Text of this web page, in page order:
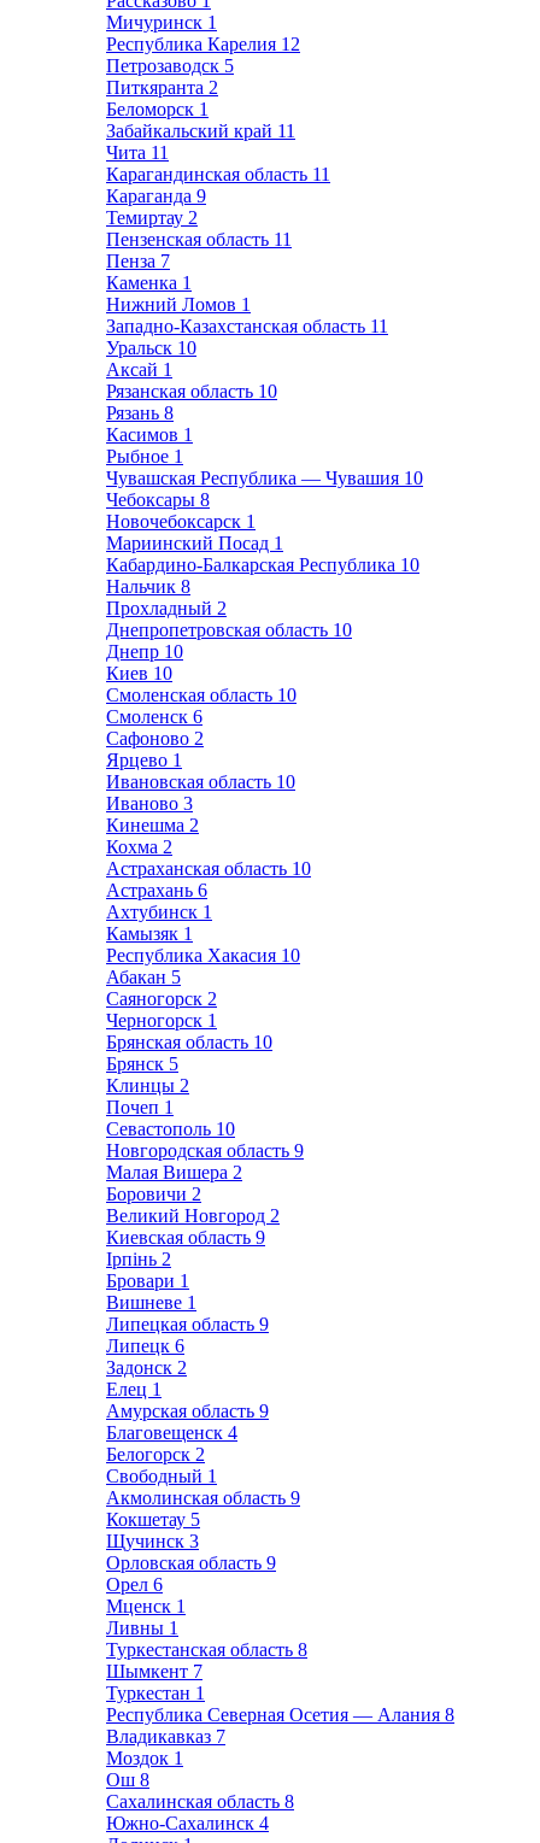
Мичуринск 1
Республика Карелия 12
Петрозаводск 5
Питкяранта 2
Беломорск 1
Забайкальский край 11
Чита 11
Карагандинская область 11
Караганда 9
Темиртау 2
Пензенская область 11
Пенза 7
Каменка 1
Нижний Ломов 1
Западно-Казахстанская область 11
Уральск 10
Аксай 1
Рязанская область 10
Рязань 8
Касимов 1
Рыбное 1
Чувашская Республика — Чувашия 10
Чебоксары 8
Новочебоксарск 1
Мариинский Посад 1
Кабардино-Балкарская Республика 10
Нальчик 8
Прохладный 2
Днепропетровская область 10
Днепр 10
Киев 10
Смоленская область 10
Смоленск 6
Сафоново 2
Ярцево 1
Ивановская область 10
Иваново 3
Кинешма 2
Кохма 2
Астраханская область 10
Астрахань 6
Ахтубинск 1
Камызяк 1
Республика Хакасия 10
Абакан 5
Саяногорск 2
Черногорск 1
Брянская область 10
Брянск 5
Клинцы 2
Почеп 1
Севастополь 10
Новгородская область 9
Малая Вишера 2
Боровичи 2
Великий Новгород 2
Киевская область 9
Ірпінь 2
Бровари 1
Вишневе 1
Липецкая область 9
Липецк 6
Задонск 2
Елец 1
Амурская область 9
Благовещенск 4
Белогорск 2
Свободный 1
Акмолинская область 9
Кокшетау 5
Щучинск 3
Орловская область 9
Орел 6
Мценск 1
Ливны 1
Туркестанская область 8
Шымкент 7
Туркестан 1
Республика Северная Осетия — Алания 8
Владикавказ 7
Моздок 1
Ош 8
Сахалинская область 8
Южно-Сахалинск 4